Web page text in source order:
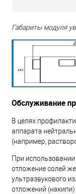
Габариты модуля
Обслуживание
В целях
аппарата
(например,
При
отложение солей
ультразвукового
отложений